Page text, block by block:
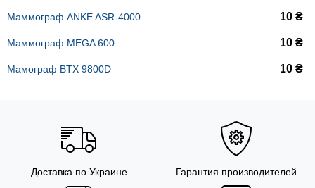
Маммограф ANKE ASR-4000 10 ₴
Маммограф MEGA 600 10 ₴
Мамограф BTX 9800D 10 ₴
Доставка по Украине Гарантия производителей